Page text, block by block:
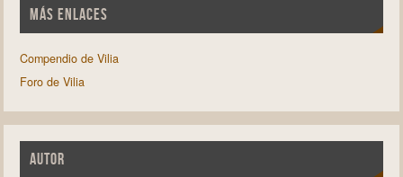
MÁS ENLACES
Compendio de Vilia
Foro de Vilia
AUTOR